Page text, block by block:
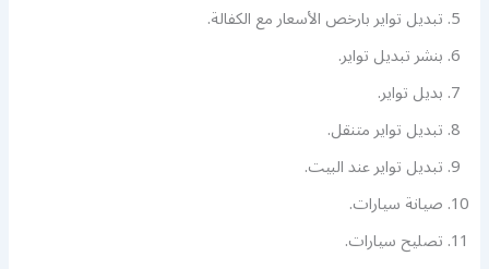
تبديل تواير بارخص الأسعار مع الكفالة.
بنشر تبديل تواير.
بديل تواير.
تبديل تواير متنقل.
تبديل تواير عند البيت.
صيانة سيارات.
تصليح سيارات.